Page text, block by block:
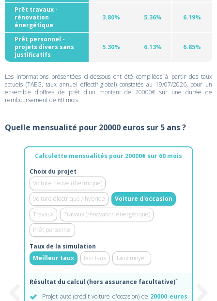
Prêt travaux -
rénovation
énergétique
3.80% 5.36% 6.19%
Prêt personnel -
projets divers sans
justificatifs
5.30% 6.13% 6.85%
Les informations présentées ci-dessous ont été compilées à partir des taux
actuels (TAEG, taux annuel effectif global) constatés au 19/07/2026, pour un
ensemble d'offres de prêt d'un montant de 20000€ sur une durée de
remboursement de 60 mois.
Quelle mensualité pour 20000 euros sur 5 ans ?
Calculette mensualités pour 20000€ sur 60 mois
Choix du projet
Voiture neuve (thermique)
Voiture électrique / hybride
Voiture d'occasion
Travaux
Travaux (rénovation énergétique)
Prêt personnel
Taux de la simulation
Meilleur taux
Bon taux Taux moyen
Résultat du calcul (hors assurance facultative)*
Projet auto (crédit voiture d'occasion) de 20000 euros